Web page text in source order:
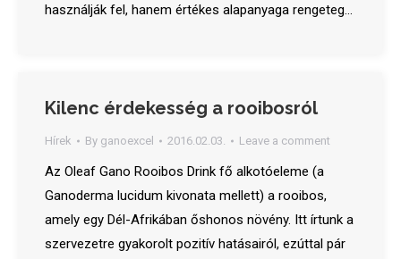
használják fel, hanem értékes alapanyaga rengeteg…
Kilenc érdekesség a rooibosról
Hírek By ganoexcel 2016.02.03. Leave a comment
Az Oleaf Gano Rooibos Drink fő alkotóeleme (a
Ganoderma lucidum kivonata mellett) a rooibos,
amely egy Dél-Afrikában őshonos növény. Itt írtunk a
szervezetre gyakorolt pozitív hatásairól, ezúttal pár